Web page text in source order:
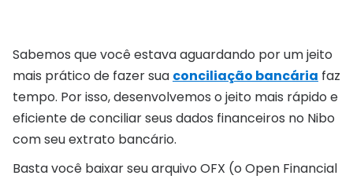
Sabemos que você estava aguardando por um jeito
mais prático de fazer sua conciliação bancária faz
tempo. Por isso, desenvolvemos o jeito mais rápido e
eficiente de conciliar seus dados financeiros no Nibo
com seu extrato bancário.
Basta você baixar seu arquivo OFX (o Open Financial